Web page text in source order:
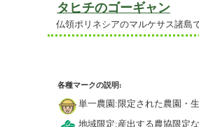
タヒチのゴーギャン
仏領ポリネシアのマルケサス諸島
各種マークの説明:
単一農園:限定された農園・
地域限定:産出する農協限定